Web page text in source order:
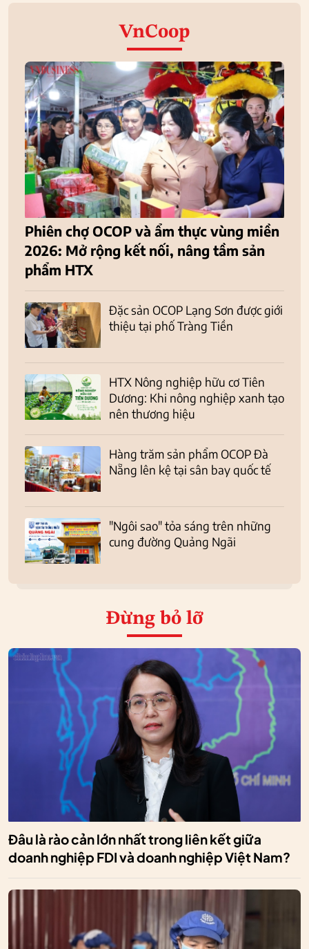
VnCoop
Phiên chợ OCOP và ẩm thực vùng miền
2026: Mở rộng kết nối, nâng tầm sản
phẩm HTX
Đặc sản OCOP Lạng Sơn được giới
thiệu tại phố Tràng Tiền
HTX Nông nghiệp hữu cơ Tiên
Dương: Khi nông nghiệp xanh tạo
nên thương hiệu
Hàng trăm sản phẩm OCOP Đà
Nẵng lên kệ tại sân bay quốc tế
"Ngôi sao" tỏa sáng trên những
cung đường Quảng Ngãi
Đừng bỏ lỡ
Đâu là rào cản lớn nhất trong liên kết giữa
doanh nghiệp FDI và doanh nghiệp Việt Nam?